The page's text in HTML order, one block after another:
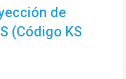
de
(Código KS